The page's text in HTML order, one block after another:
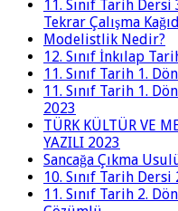
11. Sınıf Tarih
Tekrar Çalışma
Modelistlik Nedir?
12. Sınıf İnkılap
11. Sınıf Tarih 1.
11. Sınıf Tarih 1.
2023
TÜRK KÜLTÜR VE
YAZILI 2023
Sancağa Çıkma
10. Sınıf Tarih Dersi
11. Sınıf Tarih 2.